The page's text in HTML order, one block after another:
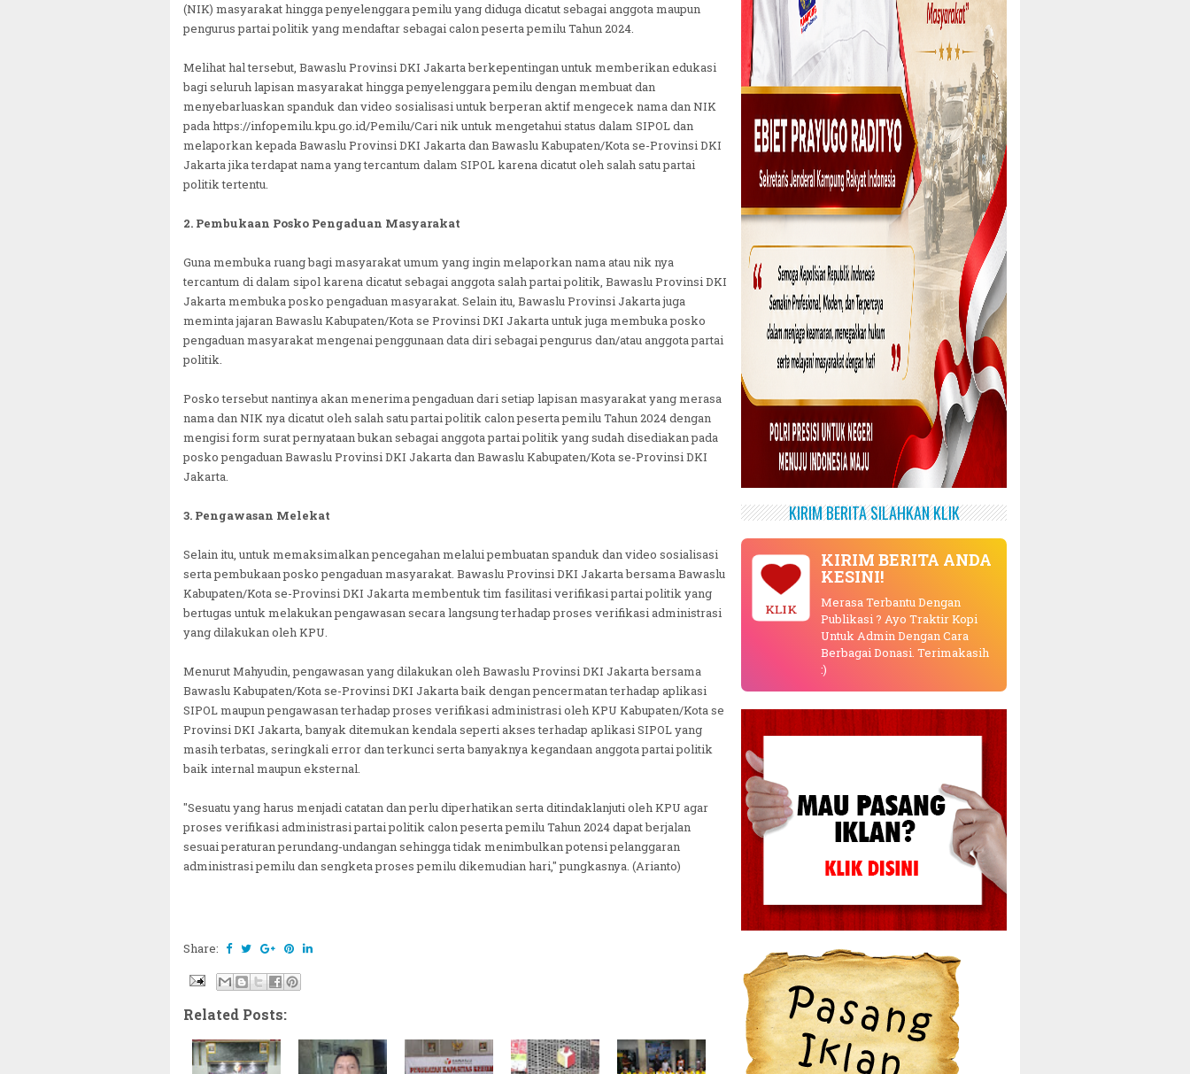
(NIK) masyarakat hingga penyelenggara pemilu yang diduga dicatut sebagai anggota maupun
pengurus partai politik yang mendaftar sebagai calon peserta pemilu Tahun 2024.
Melihat hal tersebut, Bawaslu Provinsi DKI Jakarta berkepentingan untuk memberikan edukasi
bagi seluruh lapisan masyarakat hingga penyelenggara pemilu dengan membuat dan
menyebarluaskan spanduk dan video sosialisasi untuk berperan aktif mengecek nama dan NIK
pada https://infopemilu.kpu.go.id/Pemilu/Cari nik untuk mengetahui status dalam SIPOL dan
melaporkan kepada Bawaslu Provinsi DKI Jakarta dan Bawaslu Kabupaten/Kota se-Provinsi DKI
Jakarta jika terdapat nama yang tercantum dalam SIPOL karena dicatut oleh salah satu partai
politik tertentu.
2. Pembukaan Posko Pengaduan Masyarakat
Guna membuka ruang bagi masyarakat umum yang ingin melaporkan nama atau nik nya
tercantum di dalam sipol karena dicatut sebagai anggota salah partai politik, Bawaslu Provinsi DKI
Jakarta membuka posko pengaduan masyarakat. Selain itu, Bawaslu Provinsi Jakarta juga
meminta jajaran Bawaslu Kabupaten/Kota se Provinsi DKI Jakarta untuk juga membuka posko
pengaduan masyarakat mengenai penggunaan data diri sebagai pengurus dan/atau anggota partai
politik.
Posko tersebut nantinya akan menerima pengaduan dari setiap lapisan masyarakat yang merasa
nama dan NIK nya dicatut oleh salah satu partai politik calon peserta pemilu Tahun 2024 dengan
mengisi form surat pernyataan bukan sebagai anggota partai politik yang sudah disediakan pada
posko pengaduan Bawaslu Provinsi DKI Jakarta dan Bawaslu Kabupaten/Kota se-Provinsi DKI
Jakarta.
3. Pengawasan Melekat
Selain itu, untuk memaksimalkan pencegahan melalui pembuatan spanduk dan video sosialisasi
serta pembukaan posko pengaduan masyarakat. Bawaslu Provinsi DKI Jakarta bersama Bawaslu
Kabupaten/Kota se-Provinsi DKI Jakarta membentuk tim fasilitasi verifikasi partai politik yang
bertugas untuk melakukan pengawasan secara langsung terhadap proses verifikasi administrasi
yang dilakukan oleh KPU.
Menurut Mahyudin, pengawasan yang dilakukan oleh Bawaslu Provinsi DKI Jakarta bersama
Bawaslu Kabupaten/Kota se-Provinsi DKI Jakarta baik dengan pencermatan terhadap aplikasi
SIPOL maupun pengawasan terhadap proses verifikasi administrasi oleh KPU Kabupaten/Kota se
Provinsi DKI Jakarta, banyak ditemukan kendala seperti akses terhadap aplikasi SIPOL yang
masih terbatas, seringkali error dan terkunci serta banyaknya kegandaan anggota partai politik
baik internal maupun eksternal.
"Sesuatu yang harus menjadi catatan dan perlu diperhatikan serta ditindaklanjuti oleh KPU agar
proses verifikasi administrasi partai politik calon peserta pemilu Tahun 2024 dapat berjalan
sesuai peraturan perundang-undangan sehingga tidak menimbulkan potensi pelanggaran
administrasi pemilu dan sengketa proses pemilu dikemudian hari," pungkasnya. (Arianto)
Share:
Related Posts:
KIRIM BERITA SILAHKAN KLIK
KLIK
KIRIM BERITA ANDA
KESINI!
Merasa Terbantu Dengan
Publikasi ? Ayo Traktir Kopi
Untuk Admin Dengan Cara
Berbagai Donasi. Terimakasih
:)